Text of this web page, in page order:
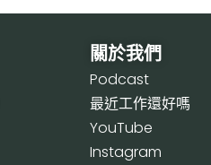
關於我們
Podcast
最近工作還好嗎
YouTube
Instagram